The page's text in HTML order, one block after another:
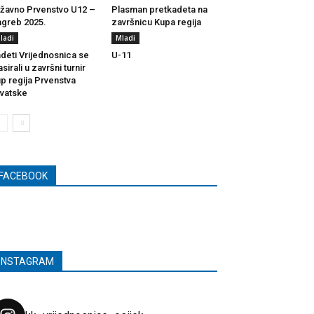
Prvenstvo U12 –
2025.
Plasman pretkadeta na
završnicu Kupa regija
Vrijednosnica se
u završni turnir
regija Prvenstva
Mladi
U-11
FACEBOOK
INSTAGRAM